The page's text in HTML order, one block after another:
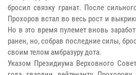
бросил связку гранат. После
Прохоров встал во весь рост и
Но в это время пулемет вновь
ранен, но, собрав последние силы,
своим телом амбразуру дота.
Указом Президиума Верховного